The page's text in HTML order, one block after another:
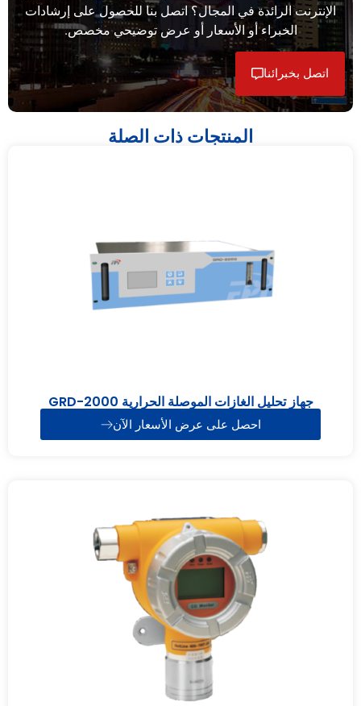
الإنترنت الرائدة في المجال؟ اتصل بنا للحصول على إرشادات
الخبراء أو الأسعار أو عرض توضيحي مخصص.
اتصل بخبرائنا
المنتجات ذات الصلة
جهاز تحليل الغازات الموصلة الحرارية GRD-2000
احصل على عرض الأسعار الآن